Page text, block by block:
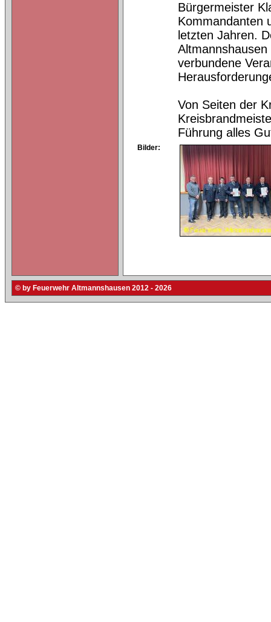
Bürgermeister
Kommandanten
letzten Jahren.
verbundene
Von Seiten der
Führung alles
Bilder:
© by Feuerwehr Altmannshausen 2012 - 2026